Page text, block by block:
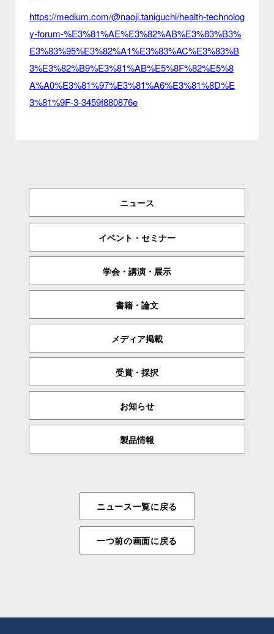
ニュース
イベント・セミナー
学会・講演・展示
書籍・論文
メディア掲載
受賞・採択
お知らせ
製品情報
https://medium.com/@naoji.taniguchi/health-technolog
y-forum-%E3%81%AE%E3%82%AB%E3%83%B3%
E3%83%95%E3%82%A1%E3%83%AC%E3%83%B
3%E3%82%B9%E3%81%AB%E5%8F%82%E5%8
A%A0%E3%81%97%E3%81%A6%E3%81%8D%E
3%81%9F-3-3459f880876e
ニュース一覧に戻る
一つ前の画面に戻る